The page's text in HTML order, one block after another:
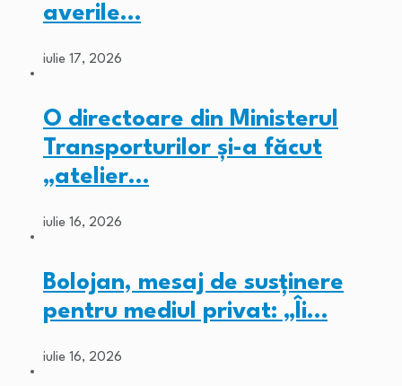
averile…
iulie 17, 2026
O directoare din Ministerul
Transporturilor și-a făcut
„atelier…
iulie 16, 2026
Bolojan, mesaj de susținere
pentru mediul privat: „Îi…
iulie 16, 2026